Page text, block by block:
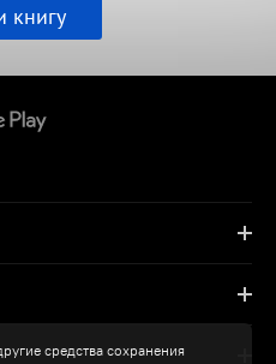
средства сохранения
книгу